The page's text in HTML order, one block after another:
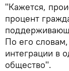
"Кажется,
процент
По его
интеграции в
общество".